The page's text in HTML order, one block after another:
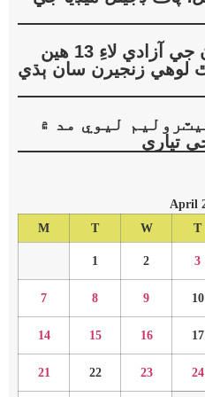
مورو سانحي جي اسيرن جي آزادي لاءِ 13 هين
هٿ لوهي زنجيرن سان ٻڌي
ليوي مد ۾
April
M
T W T
1 2 3
7 8 9 10
14 15 16 17
21 22 23 24